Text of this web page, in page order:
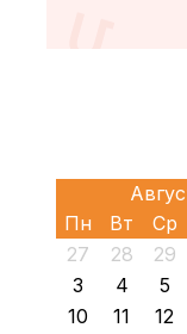
Пн Вт Ср
27
28 29
3
4 5
10
11 12